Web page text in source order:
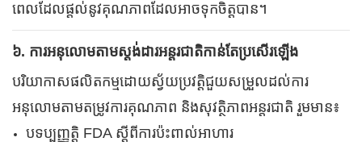
ពេលដែលផ្តល់នូវគុណភាពដែលអាចទុកចិត្តបាន។
៦. ការអនុលោមតាមស្តង់ដារអន្តរជាតិកាន់តែប្រសើរឡើង
បរិយាកាសផលិតកម្មដោយស្វ័យប្រវត្តិជួយសម្រួលដល់ការ
អនុលោមតាមតម្រូវការគុណភាព និងសុវត្ថិភាពអន្តរជាតិ រួមមាន៖
បទប្បញ្ញត្តិ FDA ស្តីពីការប៉ះពាល់អាហារ